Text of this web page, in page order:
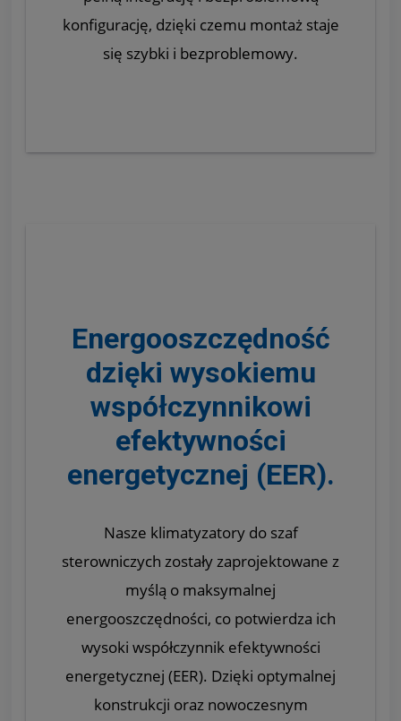
konfigurację, dzięki czemu montaż staje
się szybki i bezproblemowy.
Energooszczędność
dzięki wysokiemu
współczynnikowi
efektywności
energetycznej (EER).
Nasze klimatyzatory do szaf
sterowniczych zostały zaprojektowane z
myślą o maksymalnej
energooszczędności, co potwierdza ich
wysoki współczynnik efektywności
energetycznej (EER). Dzięki optymalnej
konstrukcji oraz nowoczesnym